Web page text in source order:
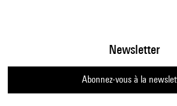
Newsletter
Abonnez-vous à la